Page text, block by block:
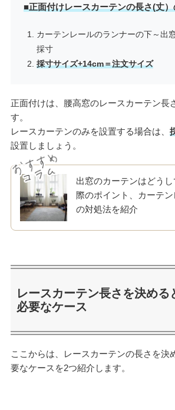
■正面付けレースカーテンの長さ(丈
カーテンレールのランナーの下～出
採寸
採寸サイズ+14cm＝注文サイズ
正面付けは、腰高窓のレースカーテン長
す。
レースカーテンのみを設置する場合は、
設置しましょう。
出窓のカーテンはどう
際のポイント、カーテ
の対処法を紹介
レースカーテン長さを決める
必要なケース
ここからは、レースカーテンの長さを決
要なケースを2つ紹介します。